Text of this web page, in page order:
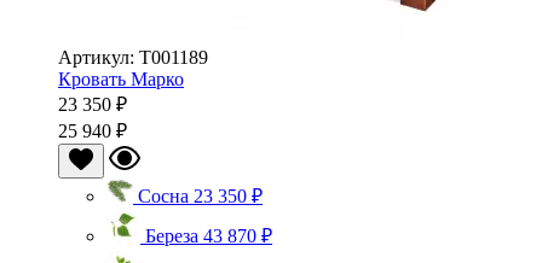
Артикул: Т001189
Кровать Марко
23 350 ₽
25 940 ₽
Сосна 23 350 ₽
Береза 43 870 ₽